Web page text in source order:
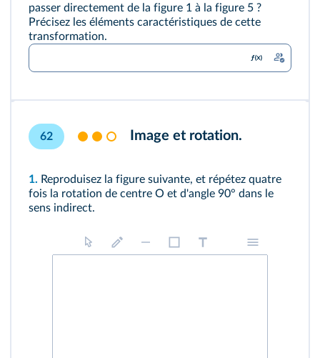
passer directement de la figure 1 à la figure 5 ?
Précisez les éléments caractéristiques de cette
transformation.
62 Image et rotation.
1. Reproduisez la figure suivante, et répétez quatre
fois la rotation de centre O et d'angle 90° dans le
sens indirect.